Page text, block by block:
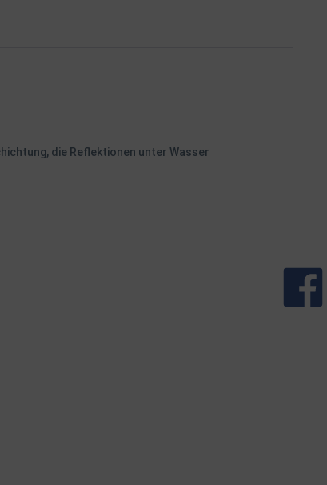
die Reflektionen unter Wasser